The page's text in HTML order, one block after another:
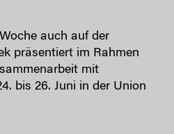
auch auf der
präsentiert im Rahmen
mit
bis 26. Juni in der Union